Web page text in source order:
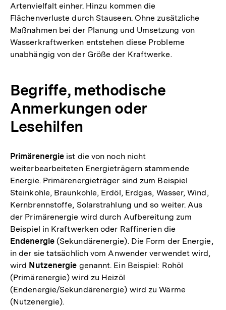
Artenvielfalt einher. Hinzu kommen die
Flächenverluste durch Stauseen. Ohne zusätzliche
Maßnahmen bei der Planung und Umsetzung von
Wasserkraftwerken entstehen diese Probleme
unabhängig von der Größe der Kraftwerke.
Begriffe, methodische
Anmerkungen oder
Lesehilfen
Primärenergie ist die von noch nicht
weiterbearbeiteten Energieträgern stammende
Energie. Primärenergieträger sind zum Beispiel
Steinkohle, Braunkohle, Erdöl, Erdgas, Wasser, Wind,
Kernbrennstoffe, Solarstrahlung und so weiter. Aus
der Primärenergie wird durch Aufbereitung zum
Beispiel in Kraftwerken oder Raffinerien die
Endenergie (Sekundärenergie). Die Form der Energie,
in der sie tatsächlich vom Anwender verwendet wird,
wird Nutzenergie genannt. Ein Beispiel: Rohöl
(Primärenergie) wird zu Heizöl
(Endenergie/Sekundärenergie) wird zu Wärme
(Nutzenergie).